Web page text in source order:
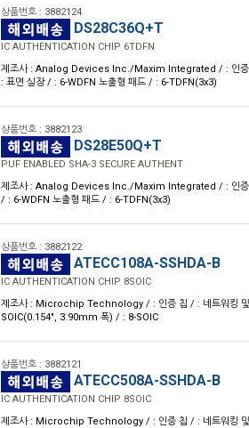
상품번호 : 3882124
DS28C36Q+T
IC AUTHENTICATION CHIP 6TDFN
제조사 : Analog Devices Inc./Maxim Integrated / : 인증
: 표면 실장 / : 6-WDFN 노출형 패드 / : 6-TDFN(3x3)
상품번호 : 3882123
DS28E50Q+T
PUF ENABLED SHA-3 SECURE AUTHENT
제조사 : Analog Devices Inc./Maxim Integrated / : 인증
/ : 6-WDFN 노출형 패드 / : 6-TDFN(3x3)
상품번호 : 3882122
ATECC108A-SSHDA-B
IC AUTHENTICATION CHIP 8SOIC
제조사 : Microchip Technology / : 인증 칩 / : 네트워킹
SOIC(0.154", 3.90mm 폭) / : 8-SOIC
상품번호 : 3882121
ATECC508A-SSHDA-B
IC AUTHENTICATION CHIP 8SOIC
제조사 : Microchip Technology / : 인증 칩 / : 네트워킹